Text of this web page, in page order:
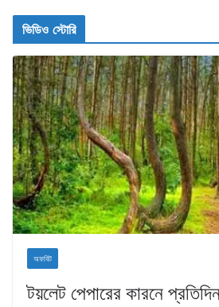
ভিডিও স্টোরি
অফবিট
টয়লেট পেপারের কারনে